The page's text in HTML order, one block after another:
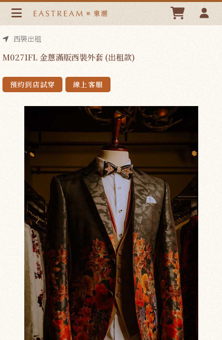
M0271FL 金蔥滿版西裝外套 (出租款) | 東潮時裝西服
EASTREAM
西裝出租
M0271FL 金蔥滿版西裝外套 (出租款)
預約到店試穿 線上客服